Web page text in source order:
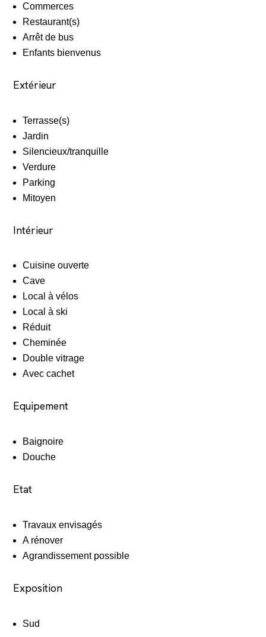
Commerces
Restaurant(s)
Arrêt de bus
Enfants bienvenus
Extérieur
Terrasse(s)
Jardin
Silencieux/tranquille
Verdure
Parking
Mitoyen
Intérieur
Cuisine ouverte
Cave
Local à vélos
Local à ski
Réduit
Cheminée
Double vitrage
Avec cachet
Equipement
Baignoire
Douche
Etat
Travaux envisagés
A rénover
Agrandissement possible
Exposition
Sud